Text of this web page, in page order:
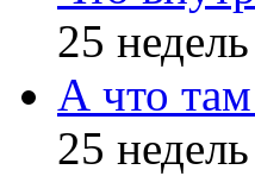
25
А что
25